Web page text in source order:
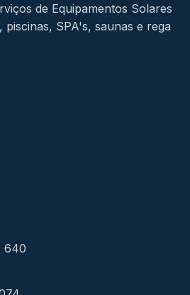
de Equipamentos Solares
piscinas, SPA's, saunas e rega
640